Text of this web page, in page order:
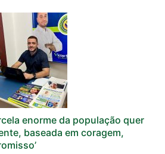
enorme da população quer
baseada em coragem,